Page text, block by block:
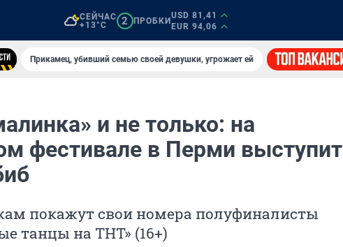
СЕЙЧАС
+13°C
2 ПРОБКИ
USD 81,41
EUR 94,06
Прикамец, убивший семью своей девушки, угрожает ей
и не только: на
фестивале в Перми выступит
покажут свои номера полуфиналисты
танцы на ТНТ» (16+)